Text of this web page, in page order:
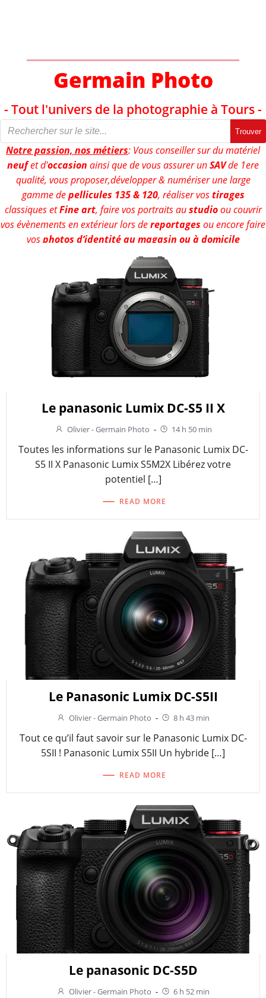
Germain Photo
- Tout l'univers de la photographie à Tours -
Trouver
Notre passion, nos métiers: Vous conseiller sur du matériel
neufet d'occasion ainsi que de vous assurer unSAVde 1ere
qualité, vous proposer,développer & numériser une large
gamme depellicules 135 & 120, réaliser vostirages
classiques etFine art, faire vos portraits austudioou couvrir
vos évènements en extérieur lors dereportages ou encore faire
vosphotos d’identité au magasin ou à domicile
Le panasonic Lumix DC-S5 II X
Olivier - Germain Photo - 14 h 50 min
Toutes les informations sur le Panasonic Lumix DC-
S5 II X Panasonic Lumix S5M2X Libérez votre
potentiel […]
READ MORE
Le Panasonic Lumix DC-S5II
Olivier - Germain Photo - 8 h 43 min
Tout ce qu’il faut savoir sur le Panasonic Lumix DC-
5SII ! Panasonic Lumix S5II Un hybride […]
READ MORE
Le panasonic DC-S5D
Olivier - Germain Photo - 6 h 52 min